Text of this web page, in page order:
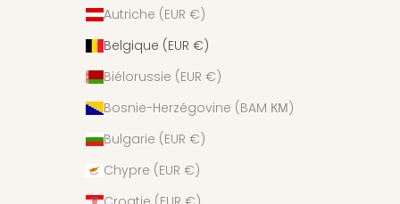
Autriche (EUR €)
Belgique (EUR €)
Biélorussie (EUR €)
Bosnie-Herzégovine (BAM КМ)
Bulgarie (EUR €)
Chypre (EUR €)